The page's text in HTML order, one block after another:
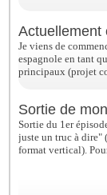
Actuellement
Je viens de
espagnole en tant
principaux (projet
Sortie de
Sortie du 1er
juste un truc à dire"
format vertical).